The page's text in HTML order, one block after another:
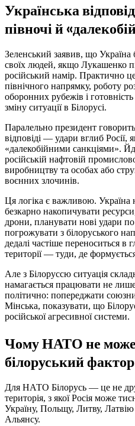
Українська
півночі й
Зеленський заявив, що Україна
своїх людей, якщо Лукашенко
російський намір. Практично
північного напрямку, роботу
оборонних рубежів і
зміну ситуації в Білорусі.
Паралельно президент
відповіді — удари вглиб Росії,
«далекобійними санкціями».
російській нафтовій
виробництву та особах або
воєнних злочинів.
Ця логіка є важливою. Україна
безкарно накопичувати
дрони, планувати нові удари
погрожувати з білоруського
дедалі частіше переноситься в
території — туди, де
Але з Білоруссю ситуація
намагається працювати не
політично: попереджати
Мінська, показувати, що
російської агресивної системи.
Чому НАТО не може
білоруський фактор
Для НАТО Білорусь — це не
територія, з якої Росія може
Україну, Польщу, Литву,
Альянсу.